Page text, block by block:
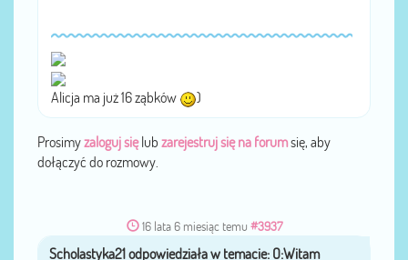
Alicja ma już 16 ząbków )
Prosimyzaloguj sięlub zarejestruj się na forumsię, aby
dołączyć do rozmowy.
16 lata 6 miesiąc temu #3937
przezScholastyka21